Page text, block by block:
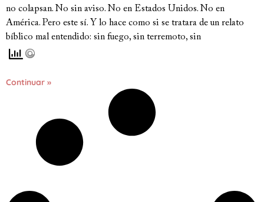
no colapsan. No sin aviso. No en Estados Unidos. No en
América. Pero este sí. Y lo hace como si se tratara de un relato
bíblico mal entendido: sin fuego, sin terremoto, sin
Continuar »